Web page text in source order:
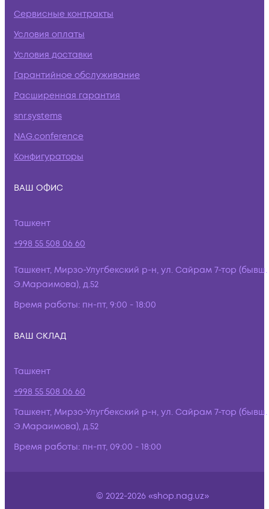
Сервисные контракты
Условия оплаты
Условия доставки
Гарантийное обслуживание
Расширенная гарантия
snr.systems
NAG.conference
Конфигураторы
ВАШ ОФИС
Ташкент
+998 55 508 06 60
Ташкент, Мирзо-Улугбекский р-н, ул. Сайрам 7-тор (бывш.
Э.Мараимова), д.52
Время работы: пн-пт, 9:00 - 18:00
ВАШ СКЛАД
Ташкент
+998 55 508 06 60
Ташкент, Мирзо-Улугбекский р-н, ул. Сайрам 7-тор (бывш.
Э.Мараимова), д.52
Время работы: пн-пт, 09:00 - 18:00
© 2022-2026 «shop.nag.uz»